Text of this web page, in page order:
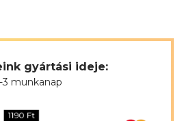
gyártási ideje:
3 munkanap